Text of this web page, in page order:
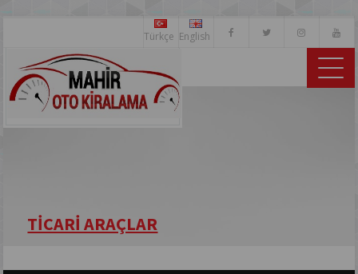
Türkçe English
TİCARİ ARAÇLAR